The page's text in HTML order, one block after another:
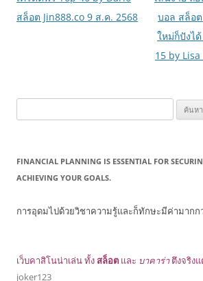
สล็อต Jin888.co 9 ส.ค. 2568
บอล สล็อ
ใหม่ก็ปังไ
15 by
สำหรับ:
FINANCIAL PLANNING IS ESSENTIAL FOR
ACHIEVING YOUR GOALS.
การอุดมไปด้วยวิชาความรู้และก็ทักษะมีค่ามากก
เว็บคาสิโนน่าเล่น ทั้งสล็อต และ บาคาร่าตึงจริง
joker123